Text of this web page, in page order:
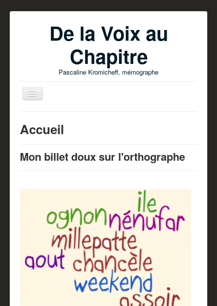
De la Voix au
Chapitre
Pascaline Kromicheff, mémographe
Accueil
Parutions
Pascaline Kromicheff
Partenaires
Revue de presse
Mentions légales
Livre d'or
Accueil
Mon billet doux sur l'orthographe